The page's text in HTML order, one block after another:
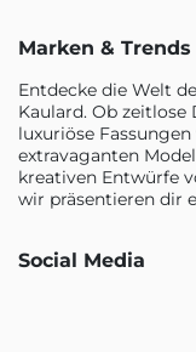
Marken & Trends
Entdecke die Welt
Kaulard. Ob
luxuriöse
extravaganten
kreativen Entwürfe
wir präsentieren dir
Social Media